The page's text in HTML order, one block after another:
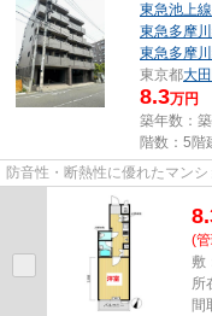
東急池上線
東急多摩
東急多摩
東京都大
8.3万円
築年数：
階数：5階
防音性・断熱性に優れたマン
(
敷
所
間